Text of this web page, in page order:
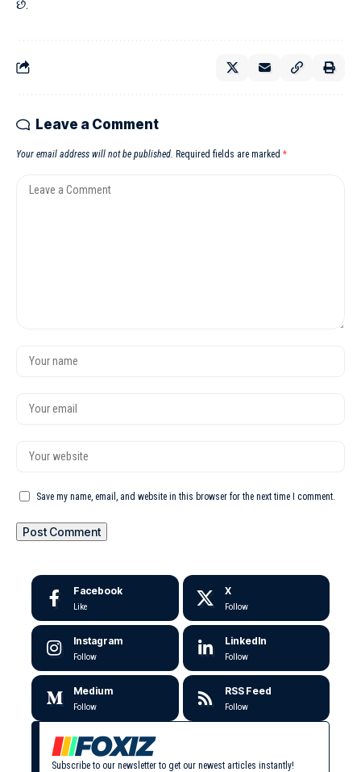
છે.
Leave a Comment
Your email address will not be published. Required fields are marked *
Save my name, email, and website in this browser for the next time I comment.
Facebook
Like
X
Follow
Instagram
Follow
LinkedIn
Follow
Medium
Follow
RSS Feed
Follow
Subscribe to our newsletter to get our newest articles instantly!